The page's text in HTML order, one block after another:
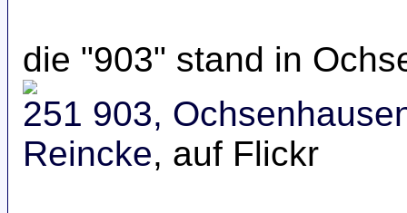
die "903" stand in
251 903,
Reincke, auf Flickr